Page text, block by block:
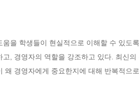
을 학생들이 현실적으로 이해할 수 있도
, 경영자의 역할을 강조하고 있다. 최신
경영자에게 중요한지에 대해 반복적으